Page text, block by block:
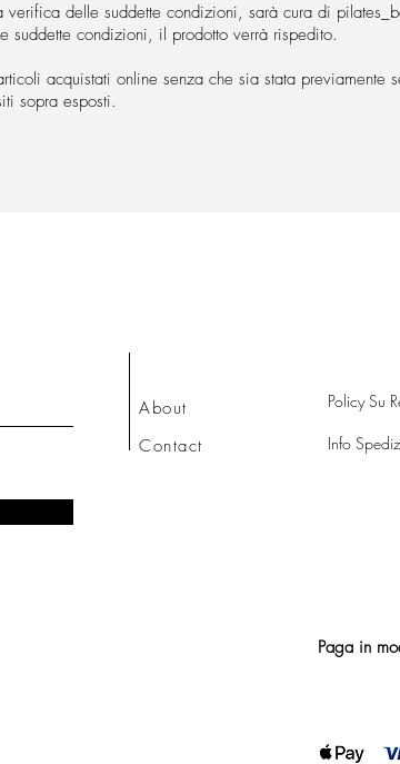
delle suddette condizioni, sarà cura di
suddette condizioni, il prodotto verrà rispedito.
acquistati online senza che sia stata previamente
sopra esposti.
About
Contact
Policy Su
Info
Paga in